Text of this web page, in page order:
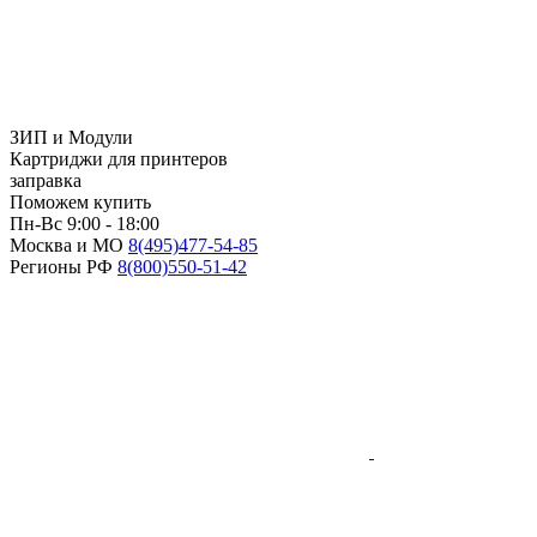
ЗИП и Модули
Картриджи для принтеров
заправка
Поможем купить
Пн-Вс 9:00 - 18:00
Москва и МО 8(495)477-54-85
Регионы РФ 8(800)550-51-42